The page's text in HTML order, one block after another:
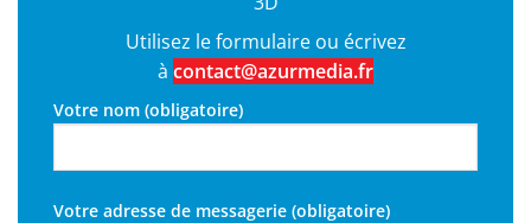
Utilisez le formulaire ou écrivez
à contact@azurmedia.fr
Votre nom (obligatoire)
Votre adresse de messagerie (obligatoire)